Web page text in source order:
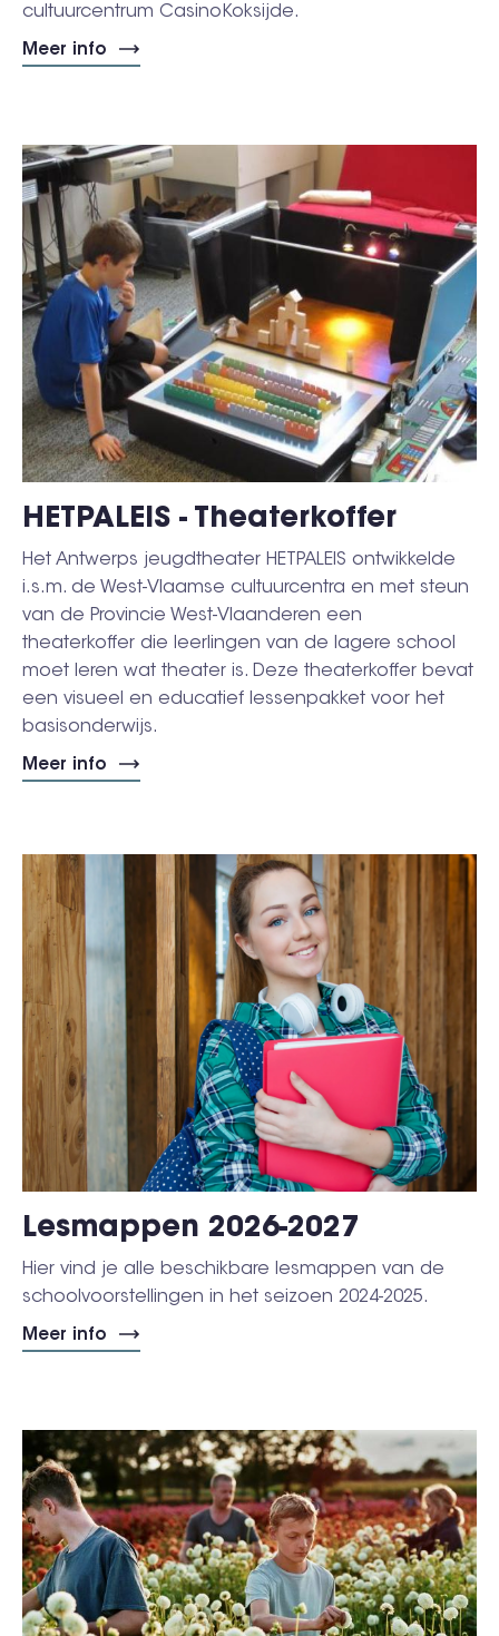
cultuurcentrum CasinoKoksijde.
Meer info
HETPALEIS - Theaterkoffer
Het Antwerps jeugdtheater HETPALEIS ontwikkelde
i.s.m. de West-Vlaamse cultuurcentra en met steun
van de Provincie West-Vlaanderen een
theaterkoffer die leerlingen van de lagere school
moet leren wat theater is. Deze theaterkoffer bevat
een visueel en educatief lessenpakket voor het
basisonderwijs.
Meer info
Lesmappen 2026-2027
Hier vind je alle beschikbare lesmappen van de
schoolvoorstellingen in het seizoen 2024-2025.
Meer info